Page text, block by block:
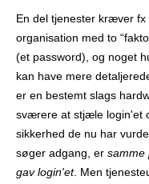
En del tjenester kræver
organisation med to
(et password), og noget
kan have mere
er en bestemt slags
sværere at stjæle login'et
sikkerhed de nu har
søger adgang, er samme
gav login'et. Men